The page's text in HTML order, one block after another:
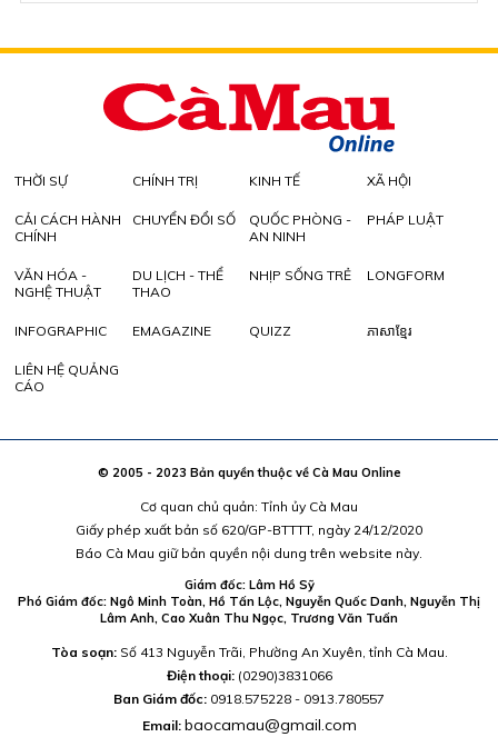
THỜI SỰ CHÍNH TRỊ KINH TẾ XÃ HỘI
CẢI CÁCH HÀNH
CHÍNH
CHUYỂN ĐỔI SỐ
QUỐC PHÒNG -
AN NINH
PHÁP LUẬT
VĂN HÓA -
NGHỆ THUẬT
DU LỊCH - THỂ
THAO
NHỊP SỐNG TRẺ LONGFORM
INFOGRAPHIC EMAGAZINE QUIZZ ភាសាខ្មែរ
LIÊN HỆ QUẢNG
CÁO
© 2005 - 2023 Bản quyền thuộc về Cà Mau Online
Cơ quan chủ quản: Tỉnh ủy Cà Mau
Giấy phép xuất bản số 620/GP-BTTTT, ngày 24/12/2020
Báo Cà Mau giữ bản quyền nội dung trên website này.
Giám đốc: Lâm Hồ Sỹ
Phó Giám đốc: Ngô Minh Toàn, Hồ Tấn Lộc, Nguyễn Quốc Danh, Nguyễn Thị
Lâm Anh, Cao Xuân Thu Ngọc, Trương Văn Tuấn
Tòa soạn:Số 413 Nguyễn Trãi, Phường An Xuyên, tỉnh Cà Mau.
Điện thoại: (0290)3831066
Ban Giám đốc: 0918.575228 - 0913.780557
Email: baocamau@gmail.com